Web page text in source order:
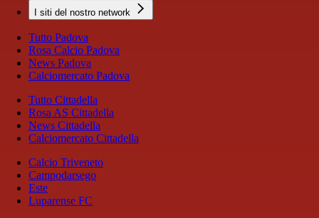
I siti del nostro network
Tutto Padova
Rosa Calcio Padova
News Padova
Calciomercato Padova
Tutto Cittadella
Rosa AS Cittadella
News Cittadella
Calciomercato Cittadella
Calcio Triveneto
Campodarsego
Este
Luparense FC